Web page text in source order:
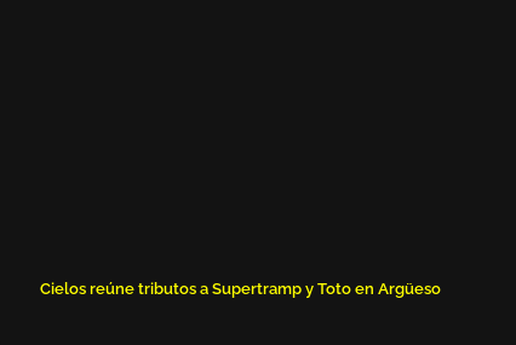
Cielos reúne tributos a Supertramp y Toto en Argüeso